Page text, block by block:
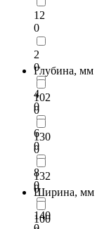
12
0
2
0
4
0
6
0
8
0
Глубина, мм
102
0
130
0
132
0
140
Ширина, мм
100